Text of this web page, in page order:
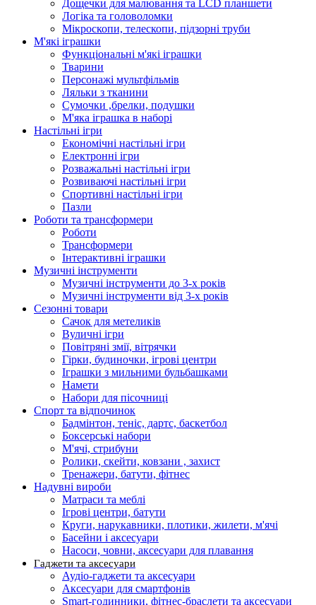
Дощечки для малювання та LCD планшети
Логіка та головоломки
Мікроскопи, телескопи, підзорні труби
М'які іграшки
Функціональні м'які іграшки
Тварини
Персонажі мультфільмів
Ляльки з тканини
Сумочки ,брелки, подушки
М'яка іграшка в наборі
Настільні ігри
Економічні настільні ігри
Електронні ігри
Розважальні настільні ігри
Розвиваючі настільні ігри
Спортивні настільні ігри
Пазли
Роботи та трансформери
Роботи
Трансформери
Інтерактивні іграшки
Музичні інструменти
Музичні інструменти до 3-х років
Музичні інструменти від 3-х років
Сезонні товари
Сачок для метеликів
Вуличні ігри
Повітряні змії, вітрячки
Гірки, будиночки, ігрові центри
Іграшки з мильними бульбашками
Намети
Набори для пісочниці
Спорт та відпочинок
Бадмінтон, теніс, дартс, баскетбол
Боксерські набори
М'ячі, стрибуни
Ролики, скейти, ковзани , захист
Тренажери, батути, фітнес
Надувні вироби
Матраси та меблі
Ігрові центри, батути
Круги, нарукавники, плотики, жилети, м'ячі
Басейни і аксесуари
Насоси, човни, аксесуари для плавання
Гаджети та аксесуари
Аудіо-гаджети та аксесуари
Аксесуари для смартфонів
Smart-годинники, фітнес-браслети та аксесуари